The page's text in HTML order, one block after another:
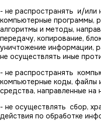
- не распространять и/или
компьютерные программы,
алгоритмы и методы,
передачу, копирование,
уничтожение информации,
не осуществлять иные
- не распространять
компьютерные коды, файлы
средства, направленные на
- не осуществлять сбор,
действия по обработке